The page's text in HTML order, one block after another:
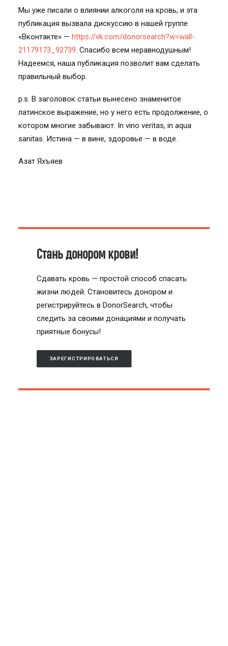
Мы уже писали о влиянии алкоголя на кровь, и эта
публикация вызвала дискуссию в нашей группе
«Вконтакте» — https://vk.com/donorsearch?w=wall-
21179173_92739. Спасибо всем неравнодушным!
Надеемся, наша публикация позволит вам сделать
правильный выбор.
p.s. В заголовок статьи вынесено знаменитое
латинское выражение, но у него есть продолжение, о
котором многие забывают. In vino veritas, in aqua
sanitas. Истина — в вине, здоровье — в воде.
Азат Яхъяев
Стань донором крови!
Сдавать кровь — простой способ спасать
жизни людей. Становитесь донором и
регистрируйтесь в DonorSearch, чтобы
следить за своими донациями и получать
приятные бонусы!
ЗАРЕГИСТРИРОВАТЬСЯ